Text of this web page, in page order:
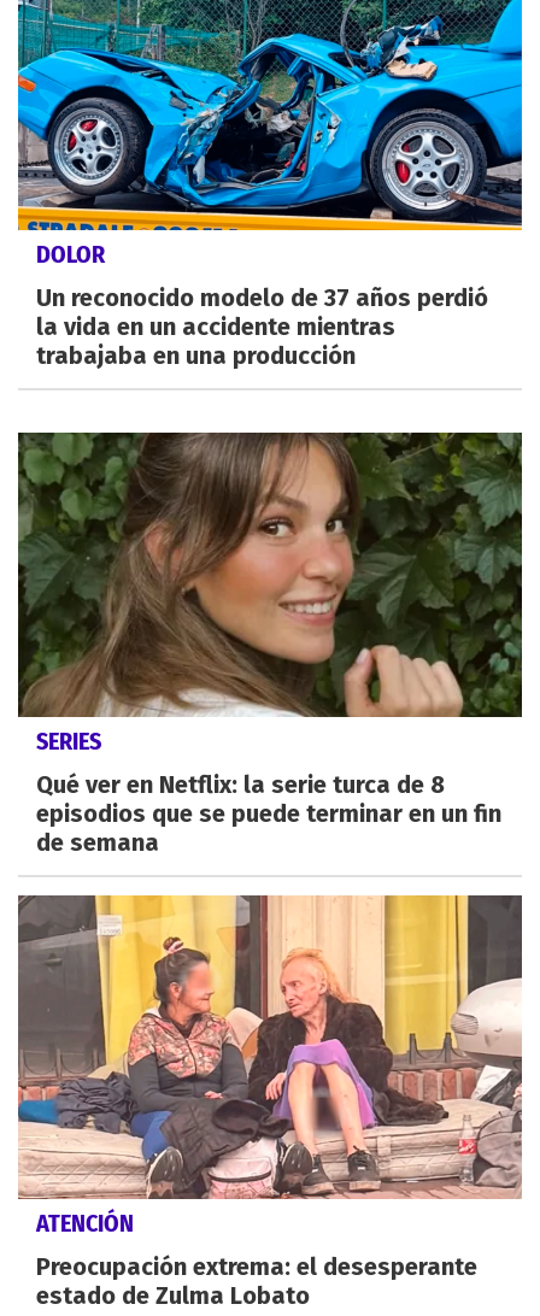
DOLOR
Un reconocido modelo de 37 años perdió
la vida en un accidente mientras
trabajaba en una producción
SERIES
Qué ver en Netflix: la serie turca de 8
episodios que se puede terminar en un fin
de semana
ATENCIÓN
Preocupación extrema: el desesperante
estado de Zulma Lobato